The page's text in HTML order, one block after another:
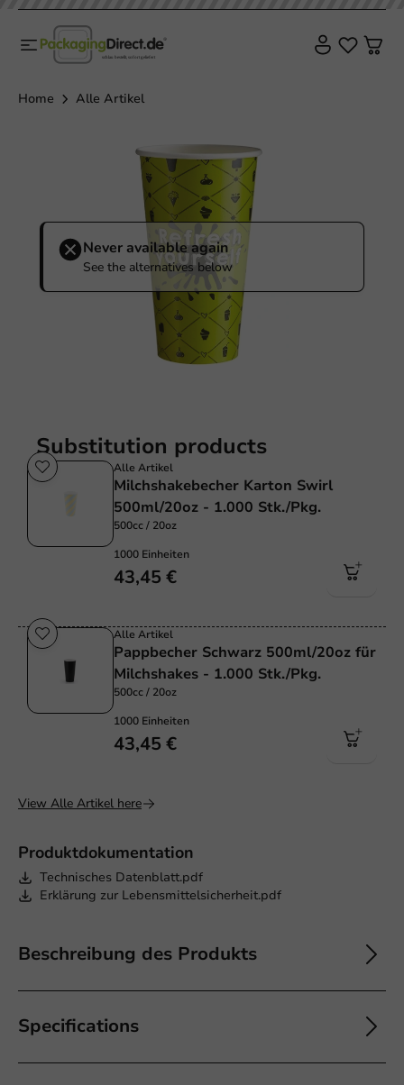
Home Alle Artikel
Never available again
See the alternatives below
Produktdokumentation
Technisches Datenblatt.pdf
Erklärung zur Lebensmittelsicherheit.pdf
Beschreibung des Produkts
Specifications
Substitution products
Alle Artikel
Milchshakebecher Karton Swirl
500ml/20oz - 1.000 Stk./Pkg.
500cc / 20oz
1000 Einheiten
43,45 €
Alle Artikel
Pappbecher Schwarz 500ml/20oz für
Milchshakes - 1.000 Stk./Pkg.
500cc / 20oz
1000 Einheiten
43,45 €
View Alle Artikel here